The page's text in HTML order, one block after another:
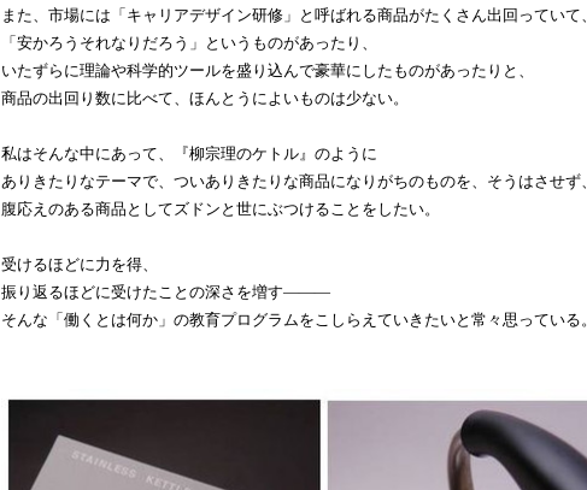
また、市場には「キャリアデザイン研修」と呼ばれる商品がたくさん出回っていて、
「安かろうそれなりだろう」というものがあったり、
いたずらに理論や科学的ツールを盛り込んで豪華にしたものがあったりと、
商品の出回り数に比べて、ほんとうによいものは少ない。
私はそんな中にあって、『柳宗理のケトル』のように
ありきたりなテーマで、ついありきたりな商品になりがちのものを、そうはさせず、
腹応えのある商品としてズドンと世にぶつけることをしたい。
受けるほどに力を得、
振り返るほどに受けたことの深さを増す―――
そんな「働くとは何か」の教育プログラムをこしらえていきたいと常々思っている。